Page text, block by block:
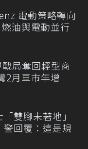
電動策略轉向
油與電動並行
戰局奪回輕型商
2月車市年增
雙腳未著地」
警回覆：這是規